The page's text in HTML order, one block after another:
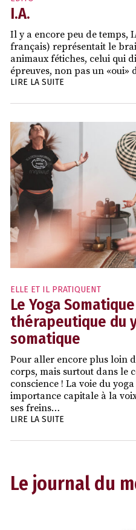
I.A.
Il y a encore peu de temps,
français) représentait le
animaux fétiches, celui qui
épreuves, non pas un «oui»
LIRE LA SUITE
ELLE ET IL PRATIQUENT
Le Yoga
thérapeutique du
somatique
Pour aller encore plus loin
corps, mais surtout dans le
conscience ! La voie du
importance capitale à la
ses freins…
LIRE LA SUITE
Le journal du